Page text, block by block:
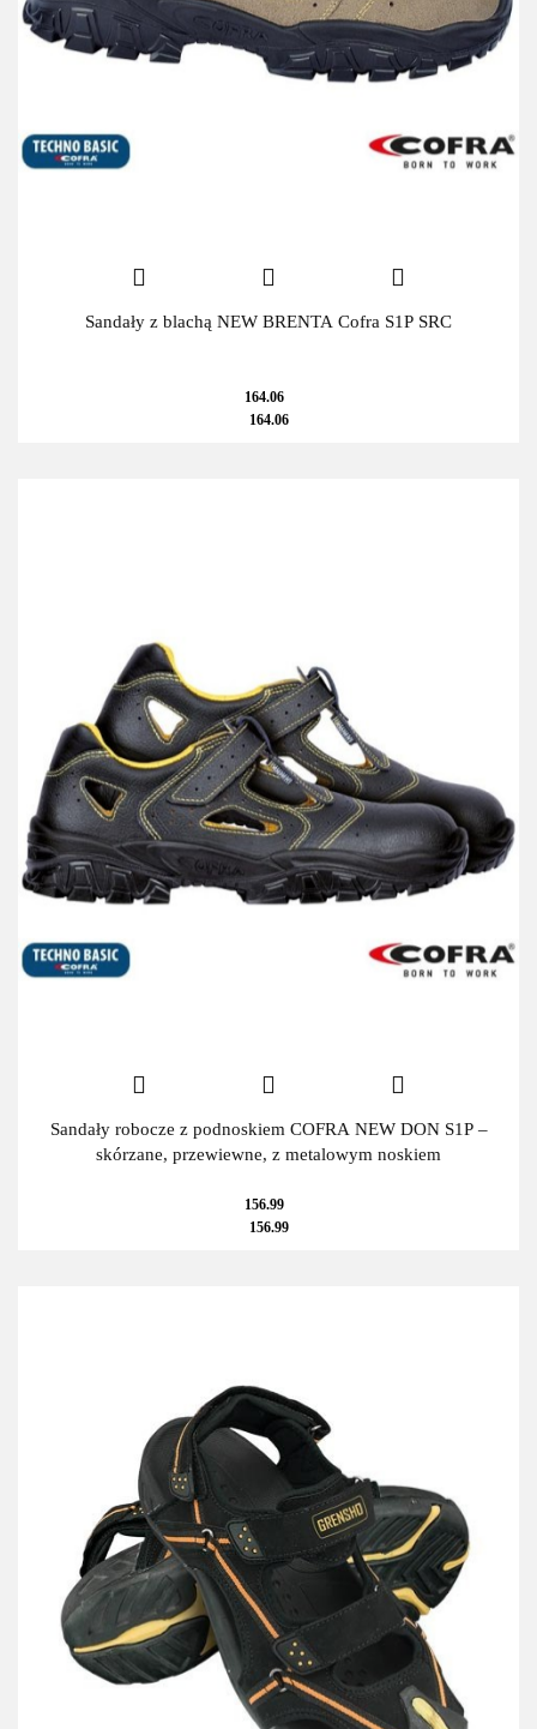
Sandały z blachą NEW BRENTA Cofra S1P SRC
164.06
164.06
Sandały robocze z podnoskiem COFRA NEW DON S1P –
skórzane, przewiewne, z metalowym noskiem
156.99
156.99